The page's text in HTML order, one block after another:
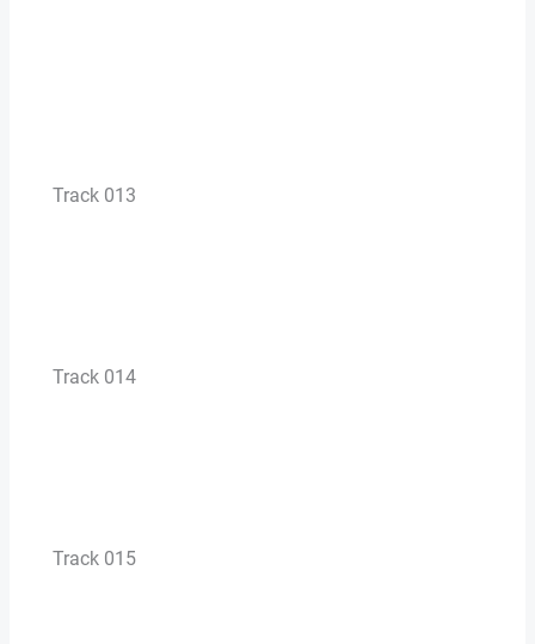
Track 013
Track 014
Track 015